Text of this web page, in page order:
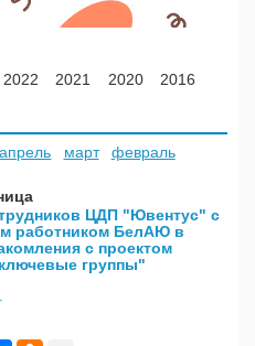
2022 2021 2020
2016
апрель март февраль
ЦДП "Ювентус" с
работником БелАЮ в
с проектом
группы"